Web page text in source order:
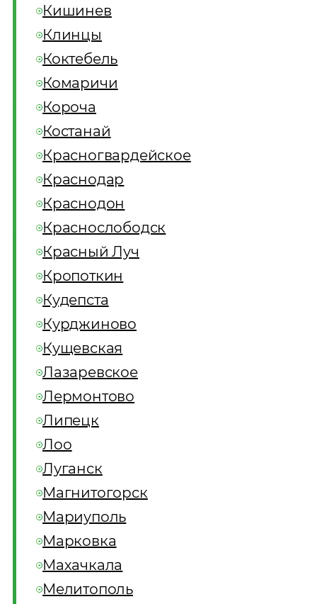
Кишинев
Клинцы
Коктебель
Комаричи
Короча
Костанай
Красногвардейское
Краснодар
Краснодон
Краснослободск
Красный Луч
Кропоткин
Кудепста
Курджиново
Кущевская
Лазаревское
Лермонтово
Липецк
Лоо
Луганск
Магнитогорск
Мариуполь
Марковка
Махачкала
Мелитополь